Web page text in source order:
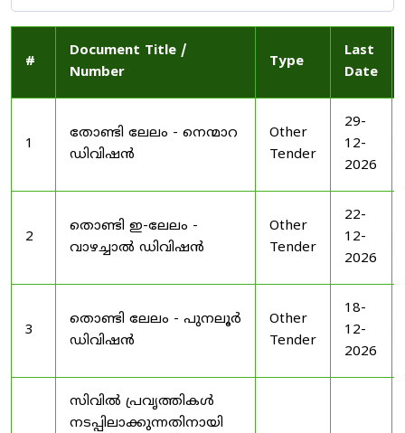
#
Document Title /
Number
Type
Last
Date
1
തോണ്ടി ലേലം - നെന്മാറ
ഡിവിഷൻ
Other
Tender
29-
12-
2026
2
തൊണ്ടി ഇ-ലേലം -
വാഴച്ചാൽ ഡിവിഷൻ
Other
Tender
22-
12-
2026
3
തൊണ്ടി ലേലം - പുനലൂർ
ഡിവിഷൻ
Other
Tender
18-
12-
2026
സിവിൽ പ്രവൃത്തികൾ
നടപ്പിലാക്കുന്നതിനായി